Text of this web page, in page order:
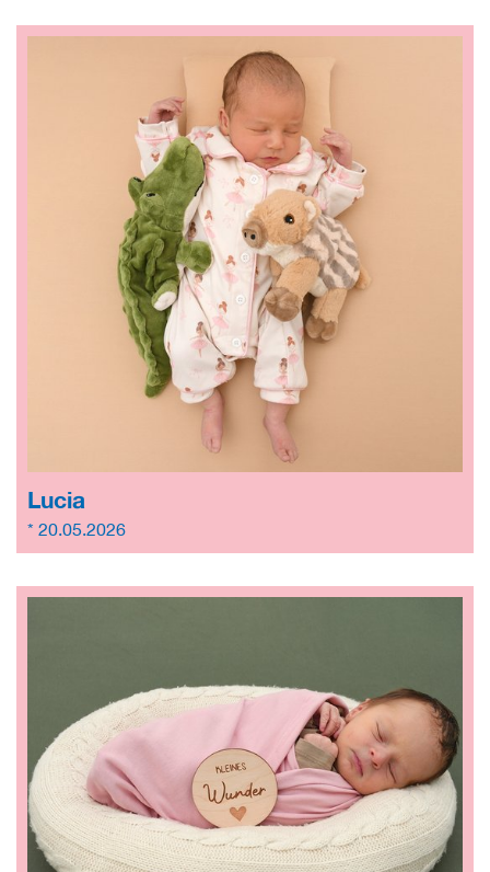
Lucia
* 20.05.2026